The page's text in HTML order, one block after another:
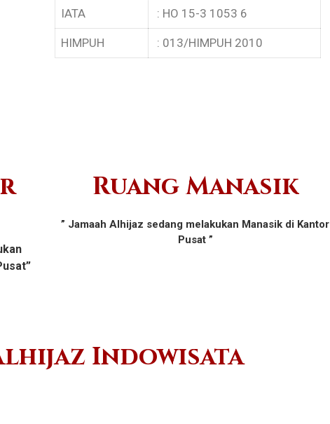
IATA : HO 15-3 1053 6
HIMPUH : 013/HIMPUH 2010
Ruang Manasik
” Jamaah Alhijaz sedang melakukan Manasik di Kantor
Pusat ”
Indowisata